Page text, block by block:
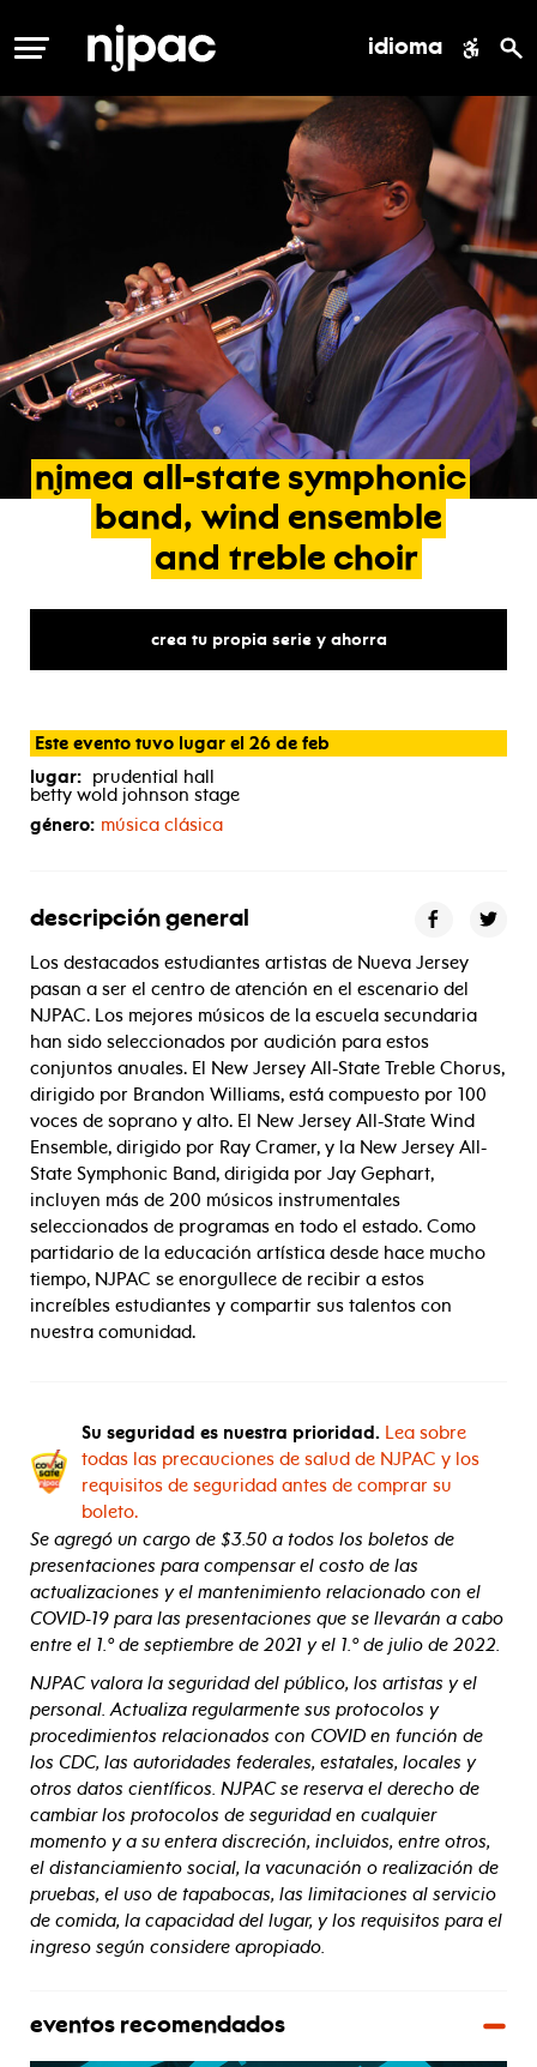
MENÚ idioma
njmea all-state symphonic
band, wind ensemble
and treble choir
crea tu propia serie y ahorra
Este evento tuvo lugar el 26 de feb
lugar: prudential hall
betty wold johnson stage
género: música clásica
descripción general
Los destacados estudiantes artistas de Nueva Jersey
pasan a ser el centro de atención en el escenario del
NJPAC. Los mejores músicos de la escuela secundaria
han sido seleccionados por audición para estos
conjuntos anuales. El New Jersey All-State Treble Chorus,
dirigido por Brandon Williams, está compuesto por 100
voces de soprano y alto. El New Jersey All-State Wind
Ensemble, dirigido por Ray Cramer, y la New Jersey All-
State Symphonic Band, dirigida por Jay Gephart,
incluyen más de 200 músicos instrumentales
seleccionados de programas en todo el estado. Como
partidario de la educación artística desde hace mucho
tiempo, NJPAC se enorgullece de recibir a estos
increíbles estudiantes y compartir sus talentos con
nuestra comunidad.
Su seguridad es nuestra prioridad. Lea sobre
todas las precauciones de salud de NJPAC y los
requisitos de seguridad antes de comprar su
boleto.
Se agregó un cargo de $3.50 a todos los boletos de
presentaciones para compensar el costo de las
actualizaciones y el mantenimiento relacionado con el
COVID-19 para las presentaciones que se llevarán a cabo
entre el 1.º de septiembre de 2021 y el 1.º de julio de 2022.
NJPAC valora la seguridad del público, los artistas y el
personal. Actualiza regularmente sus protocolos y
procedimientos relacionados con COVID en función de
los CDC, las autoridades federales, estatales, locales y
otros datos científicos. NJPAC se reserva el derecho de
cambiar los protocolos de seguridad en cualquier
momento y a su entera discreción, incluidos, entre otros,
el distanciamiento social, la vacunación o realización de
pruebas, el uso de tapabocas, las limitaciones al servicio
de comida, la capacidad del lugar, y los requisitos para el
ingreso según considere apropiado.
eventos recomendados